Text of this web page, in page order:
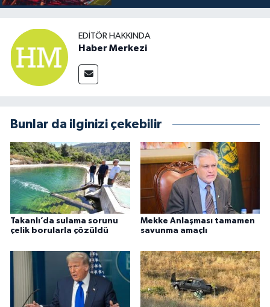
EDITÖR HAKKINDA
Haber Merkezi
Bunlar da ilginizi çekebilir
Takanlı’da sulama sorunu
çelik borularla çözüldü
Mekke Anlaşması tamamen
savunma amaçlı